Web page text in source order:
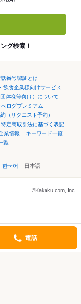
グ検索！
番号認証とは
飲食企業様向けサービス
体様等向け）について
べログプレミアム
（リクエスト予約）
特定商取引法に基づく表記
業情報
キーワード一覧
覧
한국어 日本語
©Kakaku.com, Inc.
電話